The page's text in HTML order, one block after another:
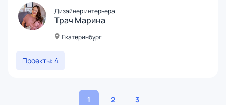
Дизайнер интерьера
Трач Марина
Екатеринбург
Проекты: 4
1 2 3